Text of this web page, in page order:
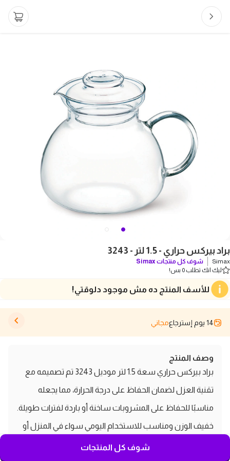
براد بيركس حراري - 1.5 لتر - 3243
Simax شوف كل منتجات Simax
ليك انك تطلب 0 بس!
للأسف المنتج ده مش موجود دلوقتي!
14 يوم إسترجاع مجاني
وصف المنتج
براد بيركس حراري سعة 1.5 لتر موديل 3243 تم تصميمه مع
تقنية العزل لضمان الحفاظ على درجة الحرارة، مما يجعله
مناسبًا للحفاظ على المشروبات ساخنة أو باردة لفترات طويلة.
خفيف الوزن ومناسب للاستخدام اليومي سواء في المنزل أو
أثناء السفر,فتح وإغلاق سهل: وغالبًا ما يتضمن غطاء محكم
شوف كل المنتجات